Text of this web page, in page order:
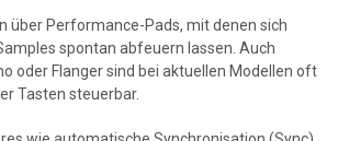
über Performance-Pads, mit denen sich
spontan abfeuern lassen. Auch
oder Flanger sind bei aktuellen Modellen oft
Tasten steuerbar.